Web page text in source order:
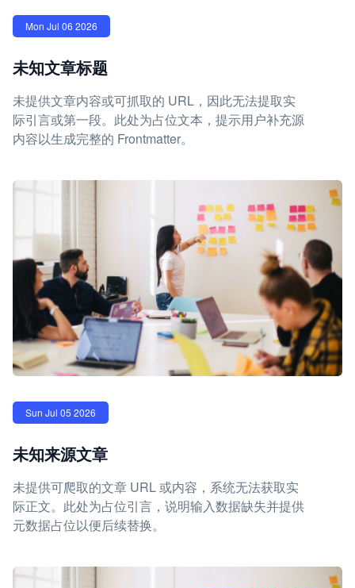
Mon Jul 06 2026
未知文章标题
未提供文章内容或可抓取的 URL，因此无法提取实
际引言或第一段。此处为占位文本，提示用户补充源
内容以生成完整的 Frontmatter。
Sun Jul 05 2026
未知来源文章
未提供可爬取的文章 URL 或内容，系统无法获取实
际正文。此处为占位引言，说明输入数据缺失并提供
元数据占位以便后续替换。